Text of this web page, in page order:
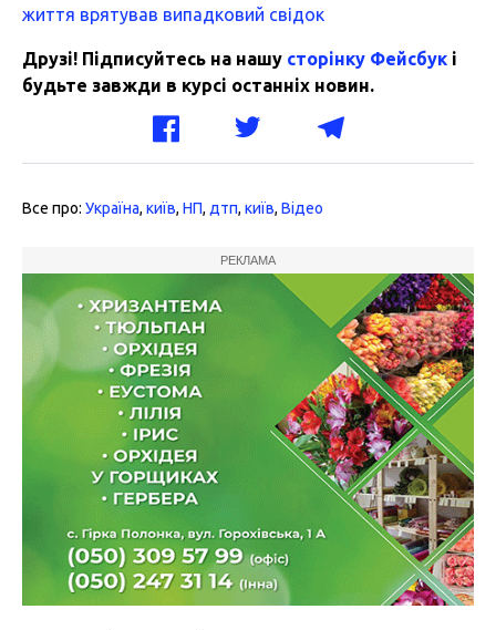
життя врятував випадковий свідок
Друзі! Підписуйтесь на нашу сторінку Фейсбук і
будьте завжди в курсі останніх новин.
Все про: Україна, київ, НП, дтп, київ, Відео
РЕКЛАМА